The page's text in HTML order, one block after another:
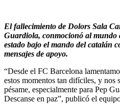
El fallecimiento de Dolors Sala
Guardiola, conmocionó al mundo
estado bajo el mando del catalán
mensajes de apoyo.
“Desde el FC Barcelona
estos momentos tan difíciles, y nos
pésame, especialmente para Pep
Descanse en paz”, publicó el